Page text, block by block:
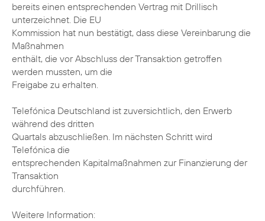
bereits einen entsprechenden Vertrag mit Drillisch
unterzeichnet. Die EU
Kommission hat nun bestätigt, dass diese Vereinbarung die
Maßnahmen
enthält, die vor Abschluss der Transaktion getroffen
werden mussten, um die
Freigabe zu erhalten.
Telefónica Deutschland ist zuversichtlich, den Erwerb
während des dritten
Quartals abzuschließen. Im nächsten Schritt wird
Telefónica die
entsprechenden Kapitalmaßnahmen zur Finanzierung der
Transaktion
durchführen.
Weitere Information: